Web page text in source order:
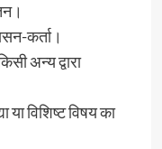
कर्ता।
अन्य द्वारा
या विशिष्ट विषय का